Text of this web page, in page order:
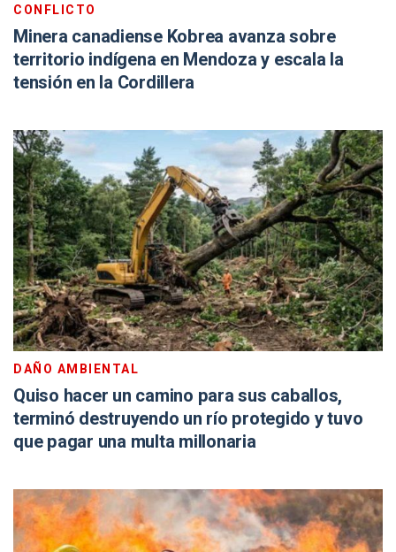
CONFLICTO
Minera canadiense Kobrea avanza sobre
territorio indígena en Mendoza y escala la
tensión en la Cordillera
DAÑO AMBIENTAL
Quiso hacer un camino para sus caballos,
terminó destruyendo un río protegido y tuvo
que pagar una multa millonaria